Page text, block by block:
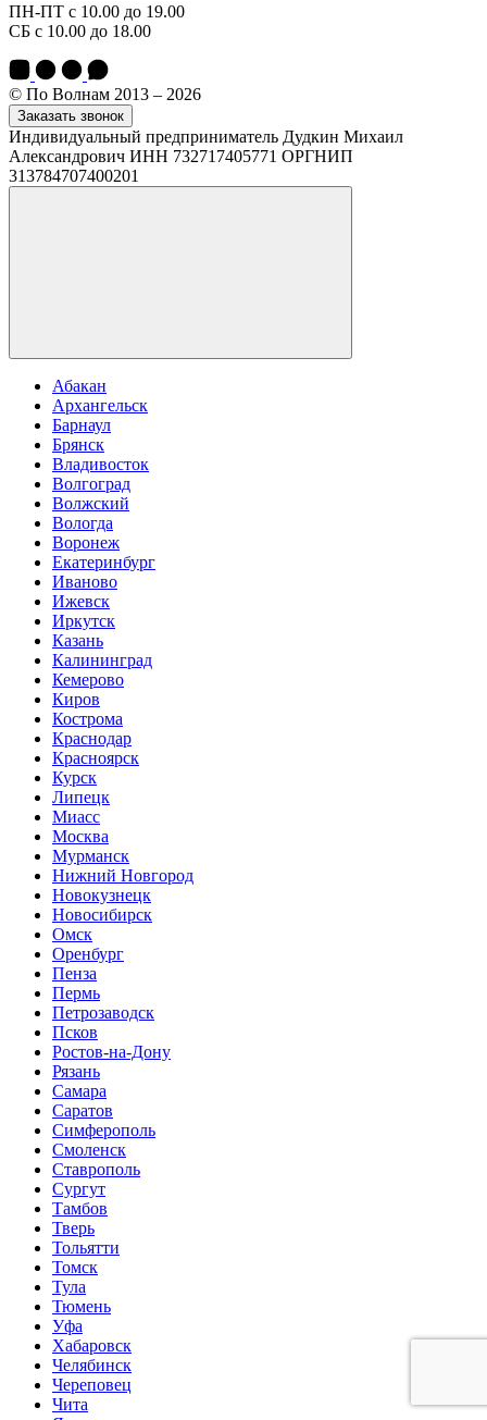
ПН-ПТ с 10.00 до 19.00
СБ с 10.00 до 18.00
© По Волнам 2013 – 2026
Заказать звонок
Индивидуальный предприниматель Дудкин Михаил
Александрович ИНН 732717405771 ОРГНИП
313784707400201
Абакан
Архангельск
Барнаул
Брянск
Владивосток
Волгоград
Волжский
Вологда
Воронеж
Екатеринбург
Иваново
Ижевск
Иркутск
Казань
Калининград
Кемерово
Киров
Кострома
Краснодар
Красноярск
Курск
Липецк
Миасс
Москва
Мурманск
Нижний Новгород
Новокузнецк
Новосибирск
Омск
Оренбург
Пенза
Пермь
Петрозаводск
Псков
Ростов-на-Дону
Рязань
Самара
Саратов
Симферополь
Смоленск
Ставрополь
Сургут
Тамбов
Тверь
Тольятти
Томск
Тула
Тюмень
Уфа
Хабаровск
Челябинск
Череповец
Чита